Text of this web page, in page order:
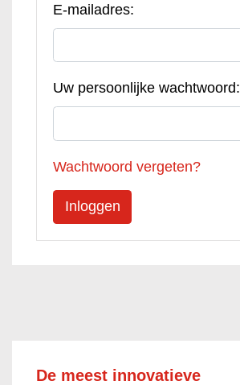
E-mailadres:
Uw persoonlijke wachtwoord:
Wachtwoord vergeten?
De meest innovatieve